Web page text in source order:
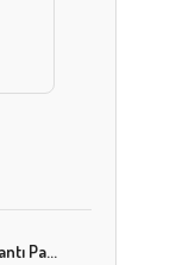
Süper Ekonomik Toplu Mantı Paketi (5 Kg)